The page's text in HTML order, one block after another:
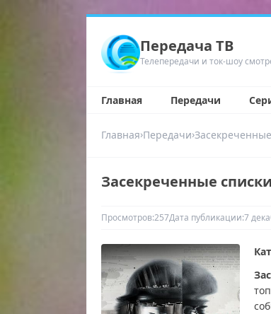
Передача ТВ
Телепередачи и ток-шоу
Главная Передачи
Главная›Передачи›
Засекреченные
Просмотров:257Дата публикации:7